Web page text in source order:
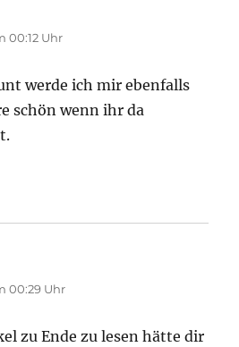
00:12 Uhr
werde ich mir ebenfalls
schön wenn ihr da
00:29 Uhr
zu Ende zu lesen hätte dir